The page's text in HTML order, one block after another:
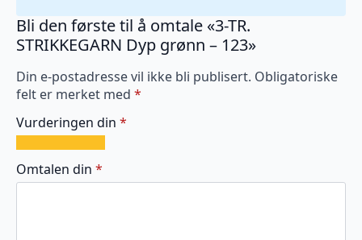
Bli den første til å omtale «3-TR.
STRIKKEGARN Dyp grønn – 123»
Din e-postadresse vil ikke bli publisert. Obligatoriske
felt er merket med *
Vurderingen din *
av
5
av
5
av
5
av
5
av
5
Omtalen din *